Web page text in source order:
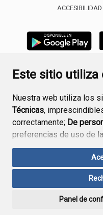
Este sitio utiliza
Nuestra web utiliza los
Técnicas,
correctamente; De
preferencias de uso de
funcionamiento de la
Si acepta pulsando el
consideramos que
ninguna acción, se
Panel de
ACCESIBILIDAD